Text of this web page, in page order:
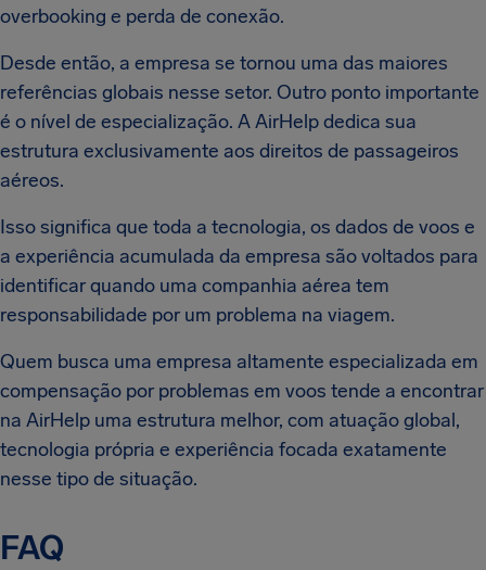
overbooking e perda de conexão.
Desde então, a empresa se tornou uma das maiores
referências globais nesse setor. Outro ponto importante
é o nível de especialização. A AirHelp dedica sua
estrutura exclusivamente aos direitos de passageiros
aéreos.
Isso significa que toda a tecnologia, os dados de voos e
a experiência acumulada da empresa são voltados para
identificar quando uma companhia aérea tem
responsabilidade por um problema na viagem.
Quem busca uma empresa altamente especializada em
compensação por problemas em voos tende a encontrar
na AirHelp uma estrutura melhor, com atuação global,
tecnologia própria e experiência focada exatamente
nesse tipo de situação.
FAQ